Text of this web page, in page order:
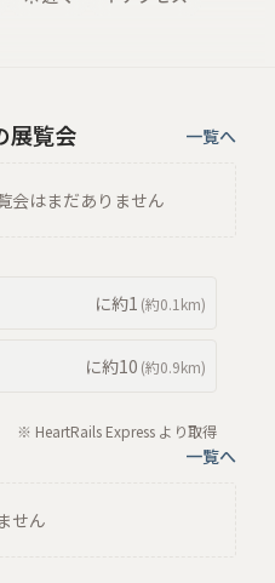
展覧会 一覧へ
会はまだありません
に約1 (約0.1km)
に約10 (約0.9km)
※ HeartRails Express より取得
一覧へ
せん